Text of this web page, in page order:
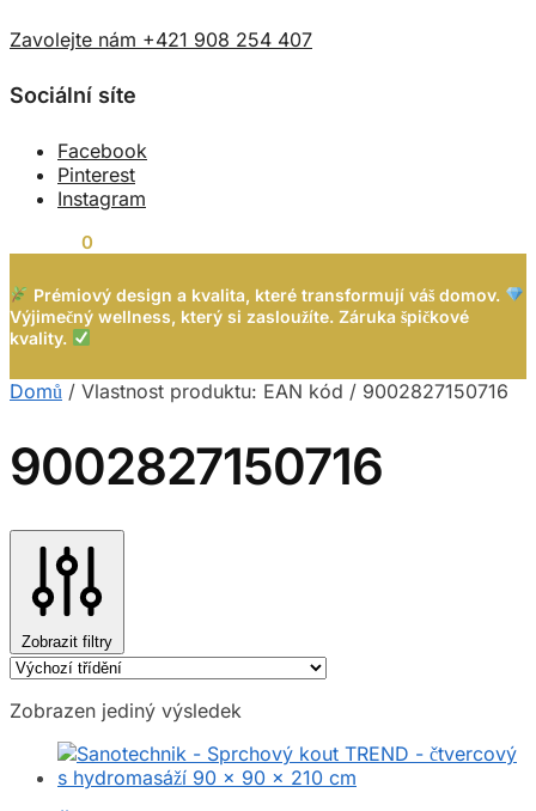
Zavolejte nám +421 908 254 407
Sociální síte
Facebook
Pinterest
Instagram
0
Prémiový design a kvalita, které transformují váš domov.
Výjimečný wellness, který si zasloužíte. Záruka špičkové
kvality.
Domů / Vlastnost produktu: EAN kód / 9002827150716
9002827150716
Zobrazit filtry
Zobrazen jediný výsledek